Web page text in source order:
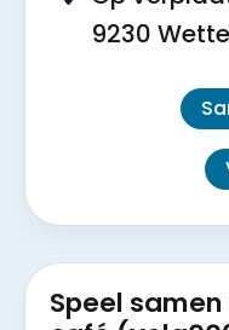
9230
Speel